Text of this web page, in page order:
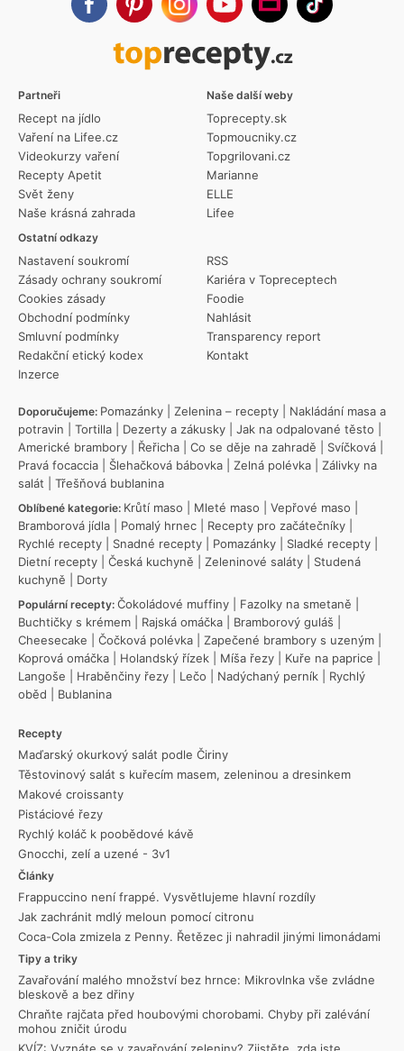
Partneři
Recept na jídlo
Vaření na Lifee.cz
Videokurzy vaření
Recepty Apetit
Svět ženy
Naše krásná zahrada
Ostatní odkazy
Nastavení soukromí
Zásady ochrany soukromí
Cookies zásady
Obchodní podmínky
Smluvní podmínky
Redakční etický kodex
Inzerce
RSS
Kariéra v Topreceptech
Foodie
Nahlásit
Transparency report
Kontakt
Naše další weby
Toprecepty.sk
Topmoucniky.cz
Topgrilovani.cz
Marianne
ELLE
Lifee
Doporučujeme: Pomazánky Zelenina – recepty
Nakládání masa a
potravin
Tortilla Dezerty a zákusky Jak na odpalované těsto
Americké brambory
Řeřicha Co se děje na zahradě Svíčková
Pravá focaccia
Šlehačková bábovka Zelná polévka
Zálivky na
salát
Třešňová bublanina
Oblíbené kategorie: Krůtí maso Mleté maso Vepřové maso
Bramborová jídla
Pomalý hrnec Recepty pro začátečníky
Rychlé recepty
Snadné recepty Pomazánky Sladké recepty
Dietní recepty
Česká kuchyně Zeleninové saláty
Studená
kuchyně
Dorty
Populární recepty: Čokoládové muffiny Fazolky na smetaně
Buchtičky s krémem
Rajská omáčka Bramborový guláš
Cheesecake
Čočková polévka Zapečené brambory s uzeným
Koprová omáčka
Holandský řízek Míša řezy Kuře na paprice
Langoše
Hraběnčiny řezy Lečo Nadýchaný perník
Rychlý
oběd
Bublanina
Recepty
Maďarský okurkový salát podle Čiriny
Těstovinový salát s kuřecím masem, zeleninou a dresinkem
Makové croissanty
Pistáciové řezy
Rychlý koláč k poobědové kávě
Gnocchi, zelí a uzené - 3v1
Články
Frappuccino není frappé. Vysvětlujeme hlavní rozdíly
Jak zachránit mdlý meloun pomocí citronu
Coca-Cola zmizela z Penny. Řetězec ji nahradil jinými limonádami
Tipy a triky
Zavařování malého množství bez hrnce: Mikrovlnka vše zvládne
bleskově a bez dřiny
Chraňte rajčata před houbovými chorobami. Chyby při zalévání
mohou zničit úrodu